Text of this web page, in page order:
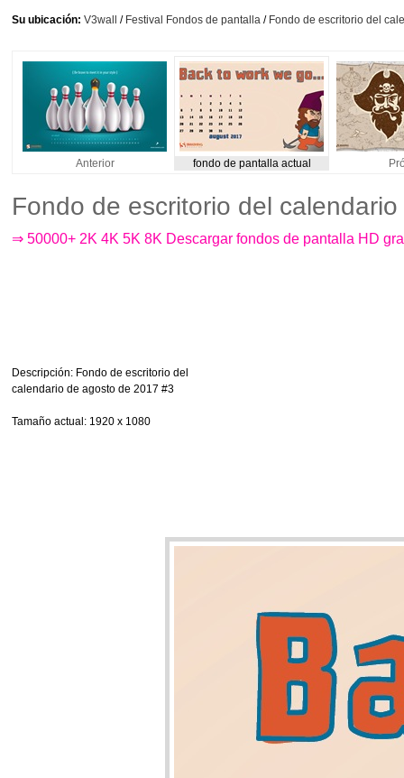
Su ubicación: V3wall / Festival Fondos de pantalla / Fondo de escritorio del
Anterior fondo de pantalla actual
Fondo de escritorio del
⇒ 50000+ 2K 4K 5K 8K Descargar fondos de pantalla HD
Descripción: Fondo de escritorio del
calendario de agosto de 2017 #3
Tamaño actual : 1920 x 1080